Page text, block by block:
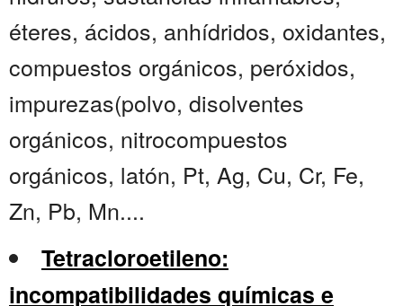
éteres, ácidos, anhídridos, oxidantes,
compuestos orgánicos, peróxidos,
impurezas(polvo, disolventes
orgánicos, nitrocompuestos
orgánicos, latón, Pt, Ag, Cu, Cr, Fe,
Zn, Pb, Mn....
Tetracloroetileno:
incompatibilidades químicas e